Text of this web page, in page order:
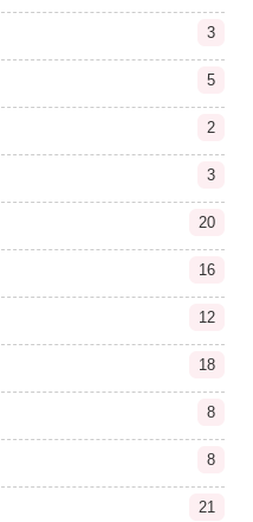
3
5
2
3
20
16
12
18
8
8
21